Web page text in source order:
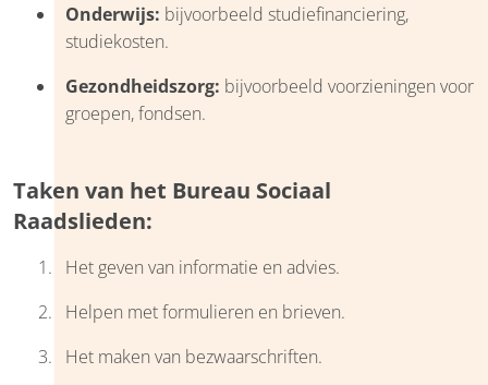
Onderwijs: bijvoorbeeld studiefinanciering,
studiekosten.
Gezondheidszorg: bijvoorbeeld voorzieningen voor
groepen, fondsen.
Taken van het Bureau Sociaal
Raadslieden:
Het geven van informatie en advies.
Helpen met formulieren en brieven.
Het maken van bezwaarschriften.